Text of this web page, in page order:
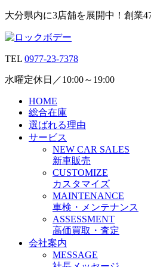
大分県内に3店舗を展開中！創業
TEL 0977-23-7378
水曜定休日／10:00～19:00
HOME
総合在庫
選ばれる理由
サービス
NEW CAR SALES
新車販売
CUSTOMIZE
カスタマイズ
MAINTENANCE
車検・メンテナンス
ASSESSMENT
高価買取・査定
会社案内
MESSAGE